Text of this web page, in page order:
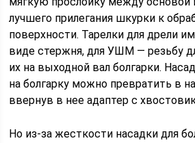
лучшего прилегания шкурки к
поверхности. Тарелки для дрели
виде стержня, для УШМ — резьбу
их на выходной вал болгарки.
на болгарку можно превратить в
ввернув в нее адаптер с
Но из-за жесткости насадки для